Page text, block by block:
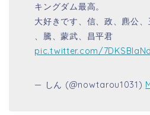
キングダム最高。
大好きです、信、政、麃公
、騰、蒙武、昌平君
pic.twitter.com/
— しん (@nowtarou1031)